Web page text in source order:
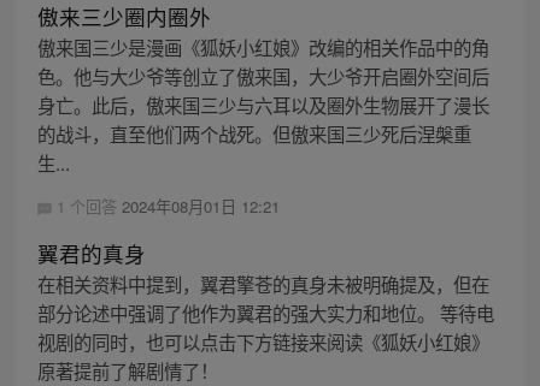
傲来三少圈内圈外
傲来国三少是漫画《狐妖小红娘》改编的相关作品中的角
色。他与大少爷等创立了傲来国，大少爷开启圈外空间后
身亡。此后，傲来国三少与六耳以及圈外生物展开了漫长
的战斗，直至他们两个战死。但傲来国三少死后涅槃重
生...
1 个回答 2024年08月01日 12:21
翼君的真身
在相关资料中提到，翼君擎苍的真身未被明确提及，但在
部分论述中强调了他作为翼君的强大实力和地位。 等待电
视剧的同时，也可以点击下方链接来阅读《狐妖小红娘》
原著提前了解剧情了！